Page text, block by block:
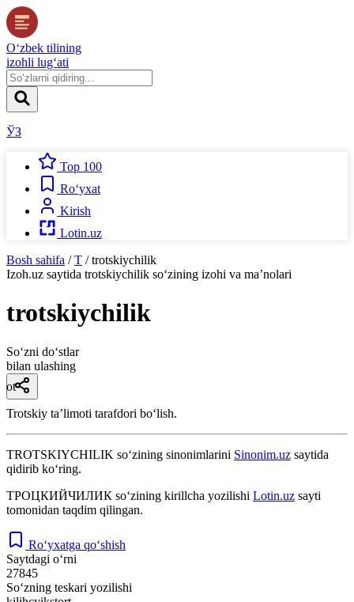
O‘zbek tilining
izohli lug‘ati
ЎЗ
Top 100
Ro‘yxat
Kirish
Lotin.uz
Bosh sahifa / T / trotskiychilik
Izoh.uz saytida trotskiychilik so‘zining izohi va ma’nolari
trotskiychilik
So‘zni do‘stlar
bilan ulashing
ot
Trotskiy taʼlimoti tarafdori boʻlish.
TROTSKIYCHILIK so‘zining sinonimlarini Sinonim.uz saytida
qidirib ko‘ring.
ТРОЦКИЙЧИЛИК so‘zining kirillcha yozilishi Lotin.uz sayti
tomonidan taqdim qilingan.
Ro‘yxatga qo‘shish
Saytdagi o‘rni
27845
So‘zning teskari yozilishi